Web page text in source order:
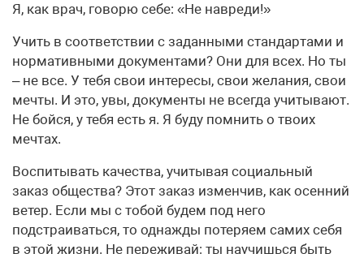
Я, как врач, говорю себе: «Не навреди!»
Учить в соответствии с заданными стандартами и
нормативными документами? Они для всех. Но ты
– не все. У тебя свои интересы, свои желания, свои
мечты. И это, увы, документы не всегда учитывают.
Не бойся, у тебя есть я. Я буду помнить о твоих
мечтах.
Воспитывать качества, учитывая социальный
заказ общества? Этот заказ изменчив, как осенний
ветер. Если мы с тобой будем под него
подстраиваться, то однажды потеряем самих себя
в этой жизни. Не переживай: ты научишься быть